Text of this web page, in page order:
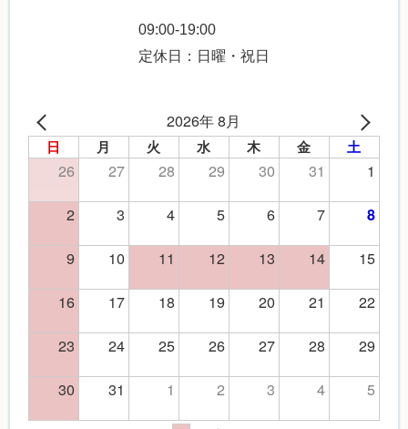
09:00-19:00
定休日：日曜・祝日
2026年 8月
日 月 火 水 木 金 土
26 27 28 29 30 31
1
2
3 4 5 6 7 8
9 10 11 12 13 14
15
16
17 18 19 20 21
22
23
24 25 26 27 28
29
30
31 1 2 3 4 5